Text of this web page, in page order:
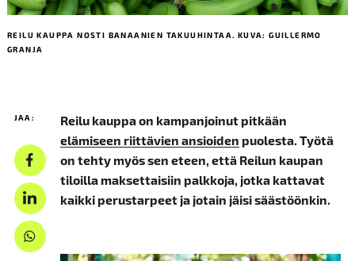
REILU KAUPPA NOSTI BANAANIEN TAKUUHINTAA. KUVA: GUILLERMO
GRANJA
JAA:
Reilu kauppa on kampanjoinut pitkään
elämiseen riittävien ansioiden puolesta. Työtä
on tehty myös sen eteen, että Reilun kaupan
tiloilla maksettaisiin palkkoja, jotka kattavat
kaikki perustarpeet ja jotain jäisi säästöönkin.